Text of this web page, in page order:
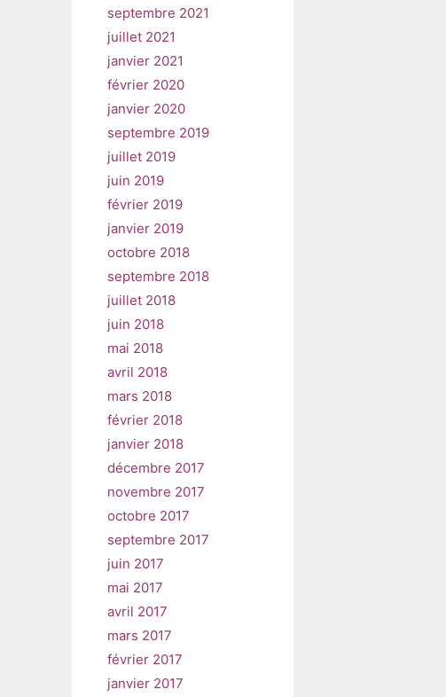
septembre 2021
juillet 2021
janvier 2021
février 2020
janvier 2020
septembre 2019
juillet 2019
juin 2019
février 2019
janvier 2019
octobre 2018
septembre 2018
juillet 2018
juin 2018
mai 2018
avril 2018
mars 2018
février 2018
janvier 2018
décembre 2017
novembre 2017
octobre 2017
septembre 2017
juin 2017
mai 2017
avril 2017
mars 2017
février 2017
janvier 2017